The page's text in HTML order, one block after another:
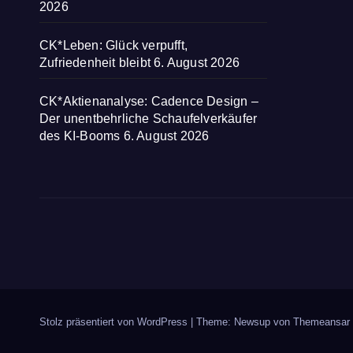
2026
CK*Leben: Glück verpufft,
Zufriedenheit bleibt 6. August 2026
CK*Aktienanalyse: Cadence Design –
Der unentbehrliche Schaufelverkäufer
des KI-Booms 6. August 2026
Stolz präsentiert von WordPress Theme: Newsup von Themeansar